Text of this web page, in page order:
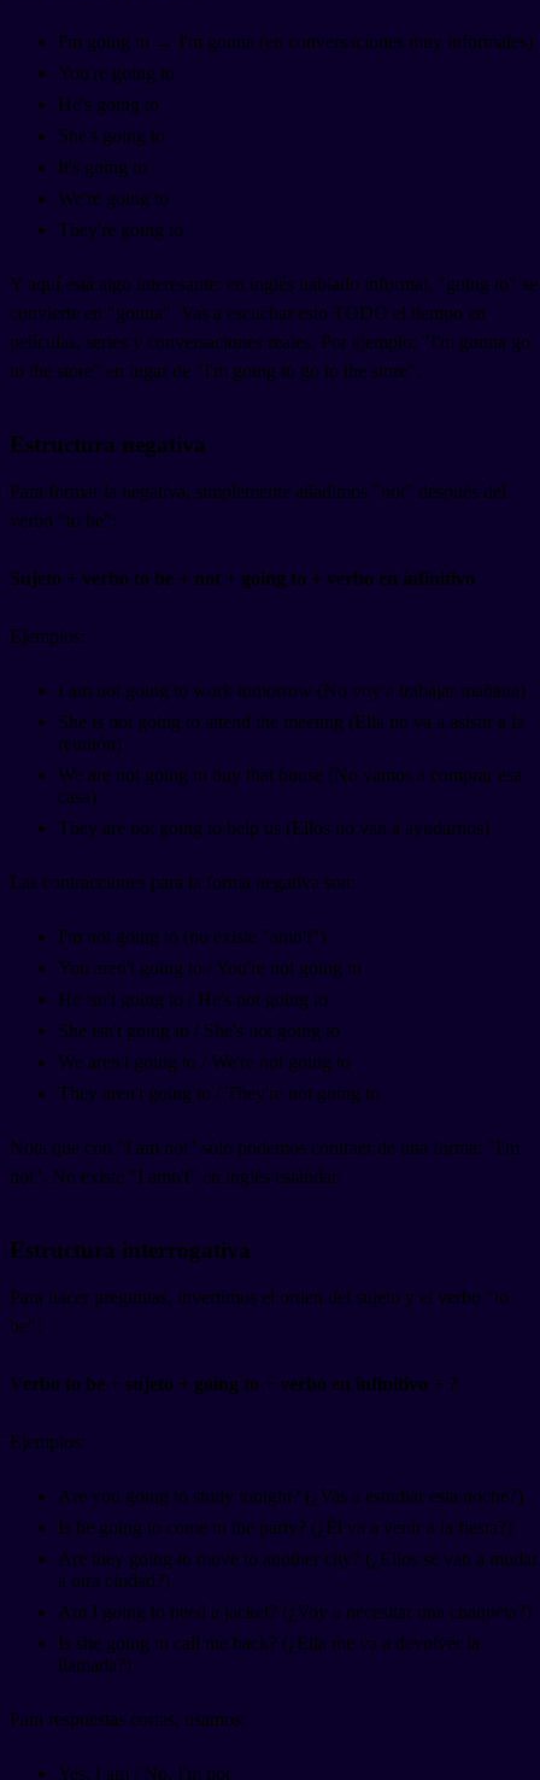
I'm going to → I'm gonna (en conversaciones muy informales)
You're going to
He's going to
She's going to
It's going to
We're going to
They're going to
Y aquí está algo interesante: en inglés hablado informal, "going to" se
convierte en "gonna". Vas a escuchar esto TODO el tiempo en
películas, series y conversaciones reales. Por ejemplo: "I'm gonna go
to the store" en lugar de "I'm going to go to the store".
Estructura negativa
Para formar la negativa, simplemente añadimos "not" después del
verbo "to be":
Sujeto + verbo to be + not + going to + verbo en infinitivo
Ejemplos:
I am not going to work tomorrow (No voy a trabajar mañana)
She is not going to attend the meeting (Ella no va a asistir a la
reunión)
We are not going to buy that house (No vamos a comprar esa
casa)
They are not going to help us (Ellos no van a ayudarnos)
Las contracciones para la forma negativa son:
I'm not going to (no existe "amn't")
You aren't going to / You're not going to
He isn't going to / He's not going to
She isn't going to / She's not going to
We aren't going to / We're not going to
They aren't going to / They're not going to
Nota que con "I am not" solo podemos contraer de una forma: "I'm
not". No existe "I amn't" en inglés estándar.
Estructura interrogativa
Para hacer preguntas, invertimos el orden del sujeto y el verbo "to
be":
Verbo to be + sujeto + going to + verbo en infinitivo + ?
Ejemplos:
Are you going to study tonight? (¿Vas a estudiar esta noche?)
Is he going to come to the party? (¿Él va a venir a la fiesta?)
Are they going to move to another city? (¿Ellos se van a mudar
a otra ciudad?)
Am I going to need a jacket? (¿Voy a necesitar una chaqueta?)
Is she going to call me back? (¿Ella me va a devolver la
llamada?)
Para respuestas cortas, usamos:
Yes, I am / No, I'm not